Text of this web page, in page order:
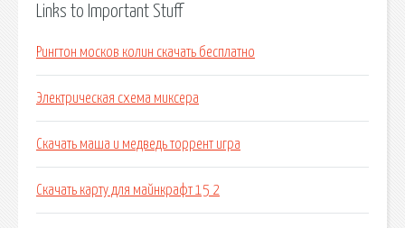
Links to Important Stuff
Рингтон москов колин скачать бесплатно
Электрическая схема миксера
Скачать маша и медведь торрент игра
Скачать карту для майнкрафт 15 2